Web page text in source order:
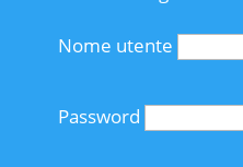
Nome utente
Password